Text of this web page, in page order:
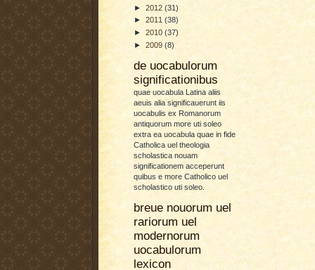
► 2012 (31)
► 2011 (38)
► 2010 (37)
► 2009 (8)
de uocabulorum
significationibus
quae uocabula Latina aliis
aeuis alia significauerunt iis
uocabulis ex Romanorum
antiquorum more uti soleo
extra ea uocabula quae in fide
Catholica uel theologia
scholastica nouam
significationem acceperunt
quibus e more Catholico uel
scholastico uti soleo.
breue nouorum uel
rariorum uel
modernorum
uocabulorum
lexicon